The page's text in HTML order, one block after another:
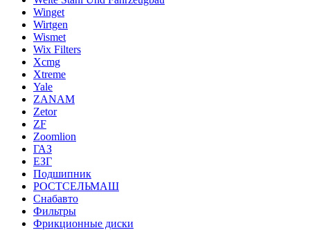
Winget
Wirtgen
Wismet
Wix Filters
Xcmg
Xtreme
Yale
ZANAM
Zetor
ZF
Zoomlion
ГАЗ
ЕЗГ
Подшипник
РОСТСЕЛЬМАШ
Снабавто
Фильтры
Фрикционные диски